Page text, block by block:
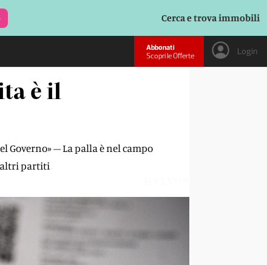
Cerca e trova immobili
Abbonati
Scopri le Offerte
Login
è il
Governo» – La palla è nel campo
altri partiti